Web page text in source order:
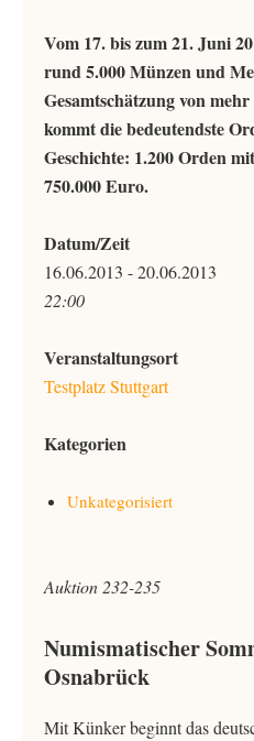
Vom 17. bis zum 21. Juni
rund 5.000 Münzen und
Gesamtschätzung von
kommt die bedeutendste
Geschichte: 1.200 Orden
750.000 Euro.
Datum/Zeit
16.06.2013 - 20.06.2013
22:00
Veranstaltungsort
Testplatz Stuttgart
Kategorien
Unkategorisiert
Auktion 232-235
Numismatischer
Osnabrück
Mit Künker beginnt das